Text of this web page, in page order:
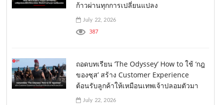
ก้าวผ่านทุกการเปลี่ยนแปลง
July 22, 2026
387
ถอดบทเรียน ‘The Odyssey’ How to ใช้ ‘กฎ
ของซุส’ สร้าง Customer Experience
ต้อนรับลูกค้าให้เหมือนเทพเจ้าปลอมตัวมา
July 22, 2026